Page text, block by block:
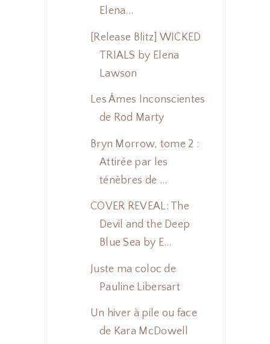
Elena...
[Release Blitz] WICKED
TRIALS by Elena
Lawson
Les Âmes Inconscientes
de Rod Marty
Bryn Morrow, tome 2 :
Attirée par les
ténèbres de ...
COVER REVEAL: The
Devil and the Deep
Blue Sea by E...
Juste ma coloc de
Pauline Libersart
Un hiver à pile ou face
de Kara McDowell